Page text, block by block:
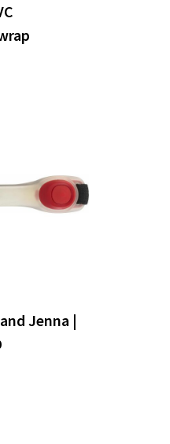
Jenna |